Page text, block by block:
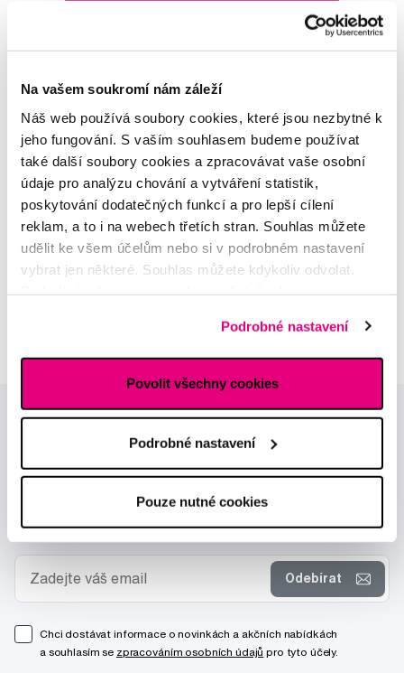
Na vašem soukromí nám záleží
Náš web používá soubory cookies, které jsou nezbytné k
jeho fungování. S vaším souhlasem budeme používat
také další soubory cookies a zpracovávat vaše osobní
údaje pro analýzu chování a vytváření statistik,
poskytování dodatečných funkcí a pro lepší cílení
reklam, a to i na webech třetích stran. Souhlas můžete
udělit ke všem účelům nebo si v podrobném nastavení
vybrat jen některé. Souhlas můžete kdykoliv odvolat.
Podrobné nastavení
Povolit všechny cookies
Podrobné nastavení
Pouze nutné cookies
Odborná zubní konzultace –
parodontologie
Alena Růžičková
odborná konzultace dětského
sortimentu
MUDr. Alžběta Smetanová
atestovaná lékařka
Novinky a nabídky
Odebírat
Chci dostávat informace o novinkách a akčních nabídkách
a souhlasím se zpracováním osobních údajů pro tyto účely.